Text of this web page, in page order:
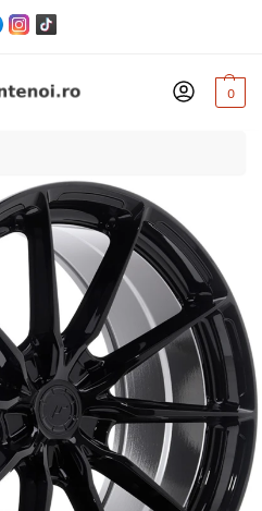
0
JR37 CB66.6 5×112 20/10 ET25 Black